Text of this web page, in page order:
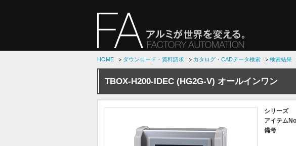
HOME ダウンロード・資料請求 カタログ・CADデータ検索 検索結果
TBOX-H200-IDEC (HG2G-V) オールインワン
シリーズ
アイテム
備考